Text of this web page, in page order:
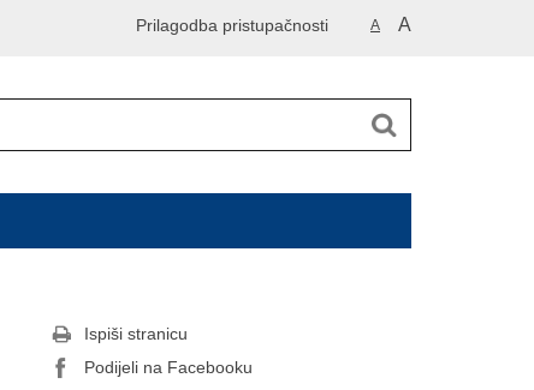
A A
Prilagodba pristupačnosti
Ispiši stranicu
Podijeli na Facebooku